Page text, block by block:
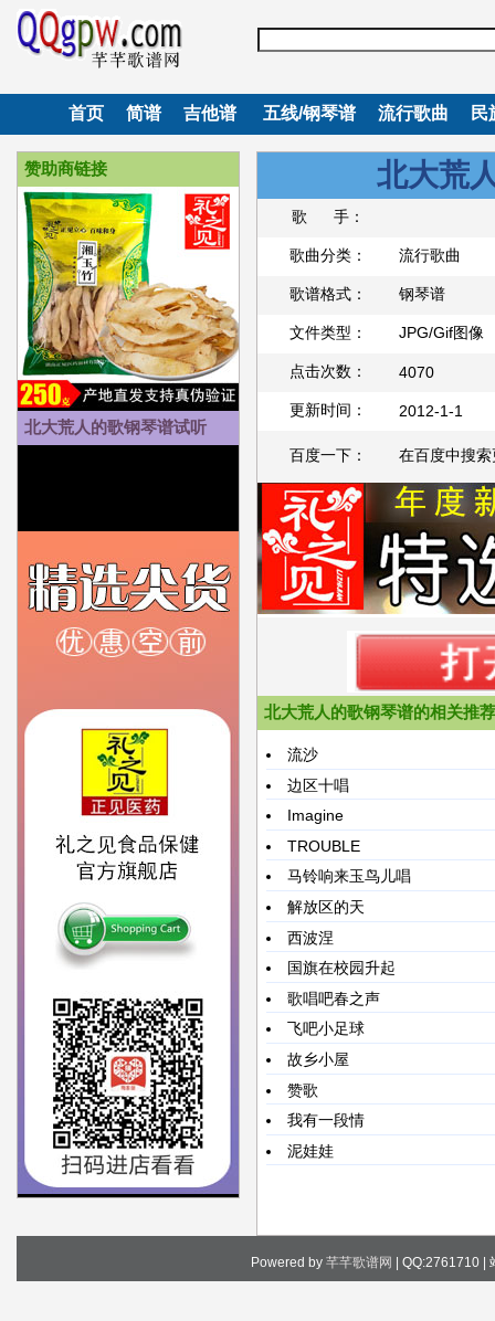
首页 简谱 吉他谱 五线/钢琴谱 流行歌曲 民
赞助商链接
北大荒人的歌钢琴谱试听
北大荒
歌 手：
歌曲分类： 流行歌曲
歌谱格式： 钢琴谱
文件类型： JPG/Gif图像
点击次数： 4070
更新时间： 2012-1-1
百度一下： 在百度中搜
北大荒人的歌钢琴谱的相关推荐
流沙
边区十唱
Imagine
TROUBLE
马铃响来玉鸟儿唱
解放区的天
西波涅
国旗在校园升起
歌唱吧春之声
飞吧小足球
故乡小屋
赞歌
我有一段情
泥娃娃
Powered by 芊芊歌谱网 | QQ:2761710 |